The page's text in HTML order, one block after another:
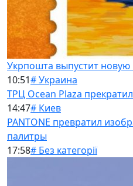
Укрпошта выпустит новую
10:51# Украина
ТРЦ Ocean Plaza
14:47# Киев
PANTONE превратил
палитры
17:58# Без категорії